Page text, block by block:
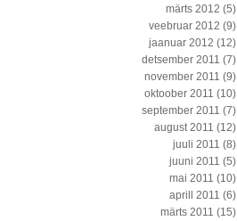
märts 2012 (5)
veebruar 2012 (9)
jaanuar 2012 (12)
detsember 2011 (7)
november 2011 (9)
oktoober 2011 (10)
september 2011 (7)
august 2011 (12)
juuli 2011 (8)
juuni 2011 (5)
mai 2011 (10)
aprill 2011 (6)
märts 2011 (15)